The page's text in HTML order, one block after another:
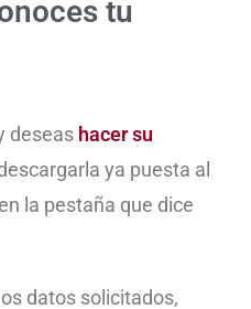
tu
deseas hacer su
ya puesta al
la pestaña que dice
datos solicitados,